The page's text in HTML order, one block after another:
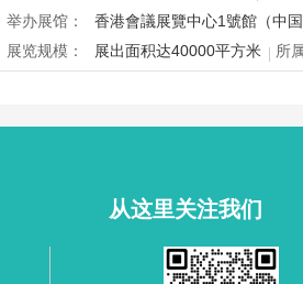
球视光产品供应商，并配套眼镜汇演与行业
创造高效的跨境商贸与合作机…
举办展馆：
香港會議展覽中心1號館（中国
展览规模：
展出面积达40000平方米 所
用品千余家展商，打造圣诞黄金档科技车品
从这里关注我们